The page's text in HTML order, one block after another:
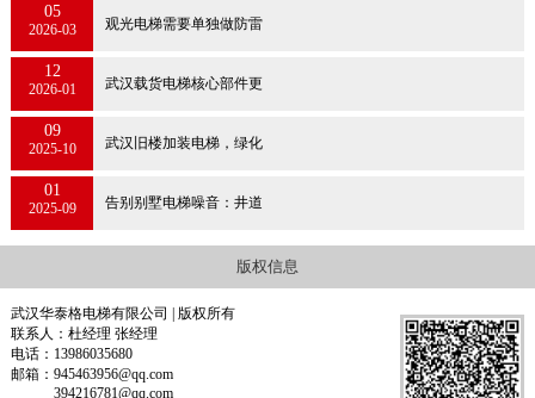
05
2026-03 观光电梯需要单独做防雷
12
2026-01 武汉载货电梯核心部件更
09
2025-10 武汉旧楼加装电梯，绿化
01
2025-09 告别别墅电梯噪音：井道
版权信息
武汉华泰格电梯有限公司 | 版权所有
联系人：杜经理 张经理
电话：13986035680
邮箱：945463956@qq.com
394216781@qq.com